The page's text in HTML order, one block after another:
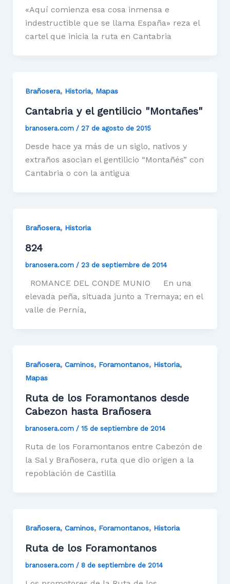
«Aquí comienza esa cosa inmensa e
indestructible que se llama España» reza el
cartel que inicia la ruta en Cantabria
Brañosera, Historia, Mapas
Cantabria y el gentilicio "Montañes"
branosera.com / 27 de agosto de 2015
Desde hace ya más de un siglo, nativos y
extraños asocian el gentilicio “Montañés” con
Cantabria o con la antigua
Brañosera, Historia
824
branosera.com / 23 de septiembre de 2014
ROMANCE DEL CONDE MUNIO En una
elevada peña, situada junto a Tremaya; en el
valle de Pernía,
Brañosera, Caminos, Foramontanos, Historia,
Mapas
Ruta de los Foramontanos desde
Cabezon hasta Brañosera
branosera.com / 15 de septiembre de 2014
Ruta de los Foramontanos entre Cabezón de
la Sal y Brañosera, ruta que dio origen a la
repoblación de Castilla
Brañosera, Caminos, Foramontanos, Historia
Ruta de los Foramontanos
branosera.com / 8 de septiembre de 2014